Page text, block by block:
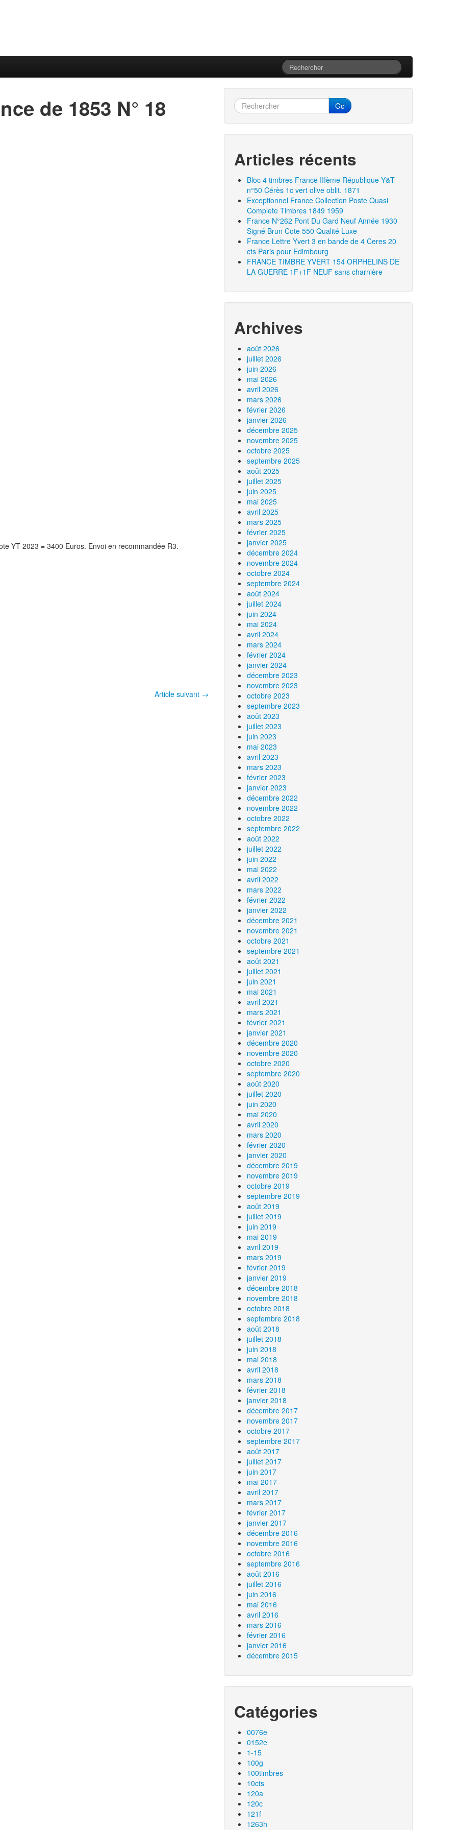
de 1853 N° 18
YT 2023 = 3400 Euros. Envoi en recommandée R3.
Article suivant →
Go
Articles récents
Bloc 4 timbres France IIIème République Y&T
n°50 Cérès 1c vert olive oblit. 1871
Exceptionnel France Collection Poste Quasi
Complete Timbres 1849 1959
France N°262 Pont Du Gard Neuf Année 1930
Signé Brun Cote 550 Qualité Luxe
France Lettre Yvert 3 en bande de 4 Ceres 20
cts Paris pour Edimbourg
FRANCE TIMBRE YVERT 154 ORPHELINS DE
LA GUERRE 1F+1F NEUF sans charnière
Archives
août 2026
juillet 2026
juin 2026
mai 2026
avril 2026
mars 2026
février 2026
janvier 2026
décembre 2025
novembre 2025
octobre 2025
septembre 2025
août 2025
juillet 2025
juin 2025
mai 2025
avril 2025
mars 2025
février 2025
janvier 2025
décembre 2024
novembre 2024
octobre 2024
septembre 2024
août 2024
juillet 2024
juin 2024
mai 2024
avril 2024
mars 2024
février 2024
janvier 2024
décembre 2023
novembre 2023
octobre 2023
septembre 2023
août 2023
juillet 2023
juin 2023
mai 2023
avril 2023
mars 2023
février 2023
janvier 2023
décembre 2022
novembre 2022
octobre 2022
septembre 2022
août 2022
juillet 2022
juin 2022
mai 2022
avril 2022
mars 2022
février 2022
janvier 2022
décembre 2021
novembre 2021
octobre 2021
septembre 2021
août 2021
juillet 2021
juin 2021
mai 2021
avril 2021
mars 2021
février 2021
janvier 2021
décembre 2020
novembre 2020
octobre 2020
septembre 2020
août 2020
juillet 2020
juin 2020
mai 2020
avril 2020
mars 2020
février 2020
janvier 2020
décembre 2019
novembre 2019
octobre 2019
septembre 2019
août 2019
juillet 2019
juin 2019
mai 2019
avril 2019
mars 2019
février 2019
janvier 2019
décembre 2018
novembre 2018
octobre 2018
septembre 2018
août 2018
juillet 2018
juin 2018
mai 2018
avril 2018
mars 2018
février 2018
janvier 2018
décembre 2017
novembre 2017
octobre 2017
septembre 2017
août 2017
juillet 2017
juin 2017
mai 2017
avril 2017
mars 2017
février 2017
janvier 2017
décembre 2016
novembre 2016
octobre 2016
septembre 2016
août 2016
juillet 2016
juin 2016
mai 2016
avril 2016
mars 2016
février 2016
janvier 2016
décembre 2015
Catégories
0076e
0152e
1-15
100g
100timbres
10cts
120a
120c
121f
1263h